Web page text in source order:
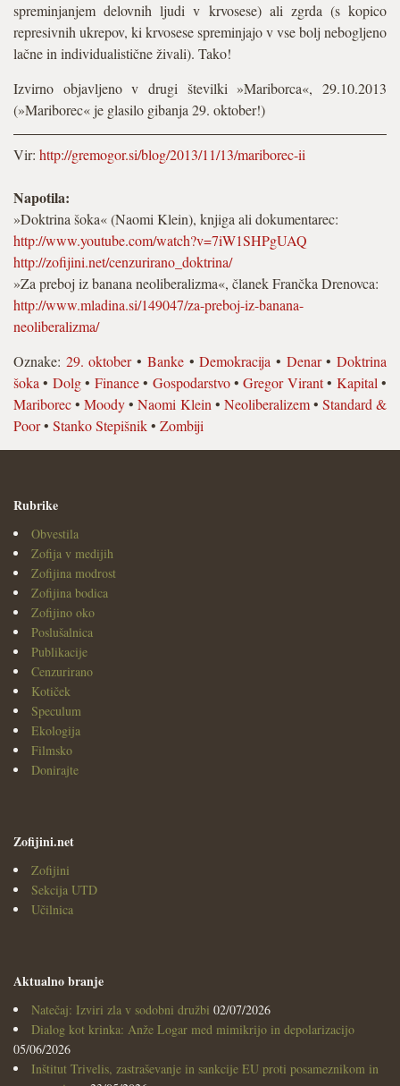
spreminjanjem delovnih ljudi v krvosese) ali zgrda (s kopico
represivnih ukrepov, ki krvosese spreminjajo v vse bolj nebogljeno
lačne in individualistične živali). Tako!
Izvirno objavljeno v drugi številki »Mariborca«, 29.10.2013
(»Mariborec« je glasilo gibanja 29. oktober!)
Vir: http://gremogor.si/blog/2013/11/13/mariborec-ii
Napotila:
»Doktrina šoka« (Naomi Klein), knjiga ali dokumentarec:
http://www.youtube.com/watch?v=7iW1SHPgUAQ
http://zofijini.net/cenzurirano_doktrina/
»Za preboj iz banana neoliberalizma«, članek Frančka Drenovca:
http://www.mladina.si/149047/za-preboj-iz-banana-
neoliberalizma/
Oznake: 29. oktober• Banke•Demokracija • Denar•Doktrina
šoka • Dolg• Finance• Gospodarstvo•Gregor Virant• Kapital •
Mariborec•Moody•Naomi Klein • Neoliberalizem• Standard &
Poor• Stanko Stepišnik• Zombiji
Rubrike
Obvestila
Zofija v medijih
Zofijina modrost
Zofijina bodica
Zofijino oko
Poslušalnica
Publikacije
Cenzurirano
Kotiček
Speculum
Ekologija
Filmsko
Donirajte
Zofijini.net
Zofijini
Sekcija UTD
Učilnica
Aktualno branje
Natečaj: Izviri zla v sodobni družbi 02/07/2026
Dialog kot krinka: Anže Logar med mimikrijo in depolarizacijo
05/06/2026
Inštitut Trivelis, zastraševanje in sankcije EU proti posameznikom in